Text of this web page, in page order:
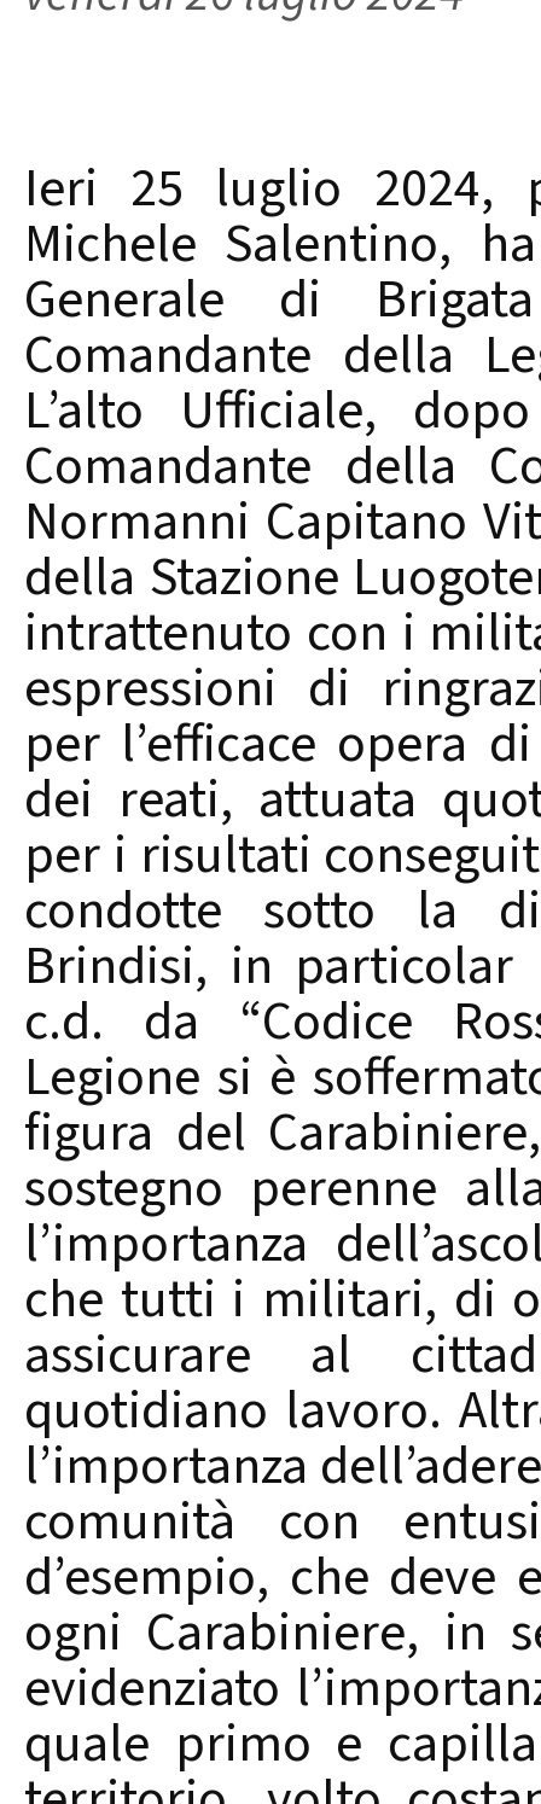
Ieri 25 luglio 2024,
Michele Salentino,
Generale di
Comandante della
L’alto Ufficiale,
Comandante della
Normanni Capitano
della Stazione
intrattenuto con i
espressioni di
per l’efficace opera
dei reati, attuata
per i risultati
condotte sotto la
Brindisi, in particolar
c.d. da “Codice
Legione si è
figura del
sostegno perenne
l’importanza
che tutti i militari, di
assicurare al
quotidiano lavoro.
l’importanza
comunità con
d’esempio, che
ogni Carabiniere, in
evidenziato
quale primo e